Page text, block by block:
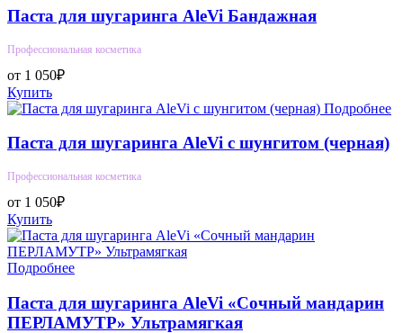
Паста для шугаринга AleVi Бандажная
Профессиональная косметика
от 1 050₽
Купить
Подробнее
Паста для шугаринга AleVi с шунгитом (черная)
Профессиональная косметика
от 1 050₽
Купить
Подробнее
Паста для шугаринга AleVi «Сочный мандарин
ПЕРЛАМУТР» Ультрамягкая